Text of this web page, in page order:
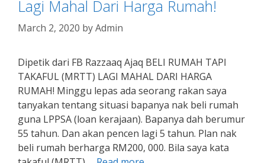
Lagi Mahal Dari Harga Rumah!
March 2, 2020 byAdmin
Dipetik dari FB Razzaaq Ajaq BELI RUMAH TAPI
TAKAFUL (MRTT) LAGI MAHAL DARI HARGA
RUMAH! Minggu lepas ada seorang rakan saya
tanyakan tentang situasi bapanya nak beli rumah
guna LPPSA (loan kerajaan). Bapanya dah berumur
55 tahun. Dan akan pencen lagi 5 tahun. Plan nak
beli rumah berharga RM200, 000. Bila saya kata